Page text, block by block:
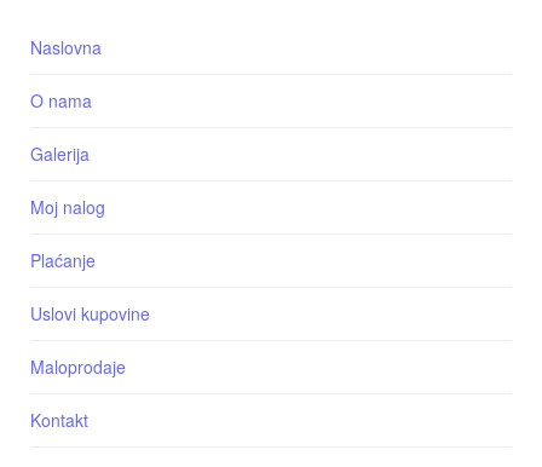
Naslovna
O nama
Galerija
Moj nalog
Plaćanje
Uslovi kupovine
Maloprodaje
Kontakt